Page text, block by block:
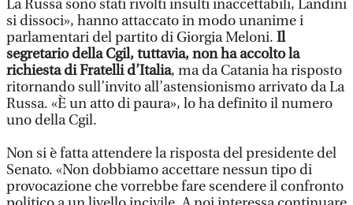
La Russa sono stati rivolti insulti inaccettabili, Landini
si dissoci», hanno attaccato in modo unanime i
parlamentari del partito di Giorgia Meloni. Il
segretario della Cgil, tuttavia, non ha accolto la
richiesta di Fratelli d’Italia, ma da Catania ha risposto
ritornando sull’invito all’astensionismo arrivato da La
Russa. «È un atto di paura», lo ha definito il numero
uno della Cgil.
Non si è fatta attendere la risposta del presidente del
Senato. «Non dobbiamo accettare nessun tipo di
provocazione che vorrebbe fare scendere il confronto